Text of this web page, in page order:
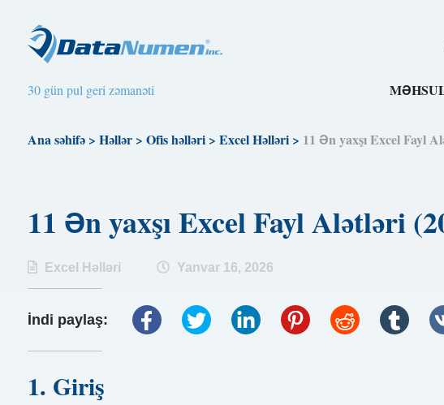
30 gün pul geri zəmanəti
Ana səhifə> Həllər> Ofis həlləri> Excel Həlləri> 11 Ən yaxşı Excel Fayl
11 Ən yaxşı Excel Fayl Alətləri
Excel Həlləri Yanvar 16, 2026
İndi paylaş:
1. Giriş